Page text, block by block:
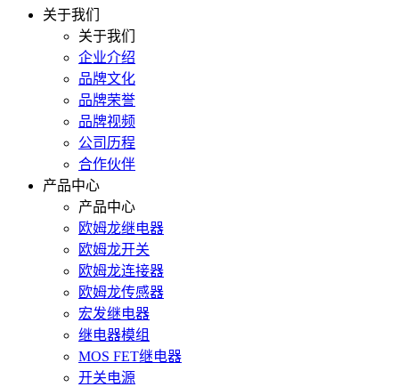
关于我们
关于我们
企业介绍
品牌文化
品牌荣誉
品牌视频
公司历程
合作伙伴
产品中心
产品中心
欧姆龙继电器
欧姆龙开关
欧姆龙连接器
欧姆龙传感器
宏发继电器
继电器模组
MOS FET继电器
开关电源